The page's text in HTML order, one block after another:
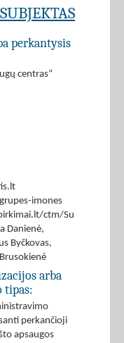
perkantysis
centras“
imones
ctm/Supplier/
Danienė,
Byčkovas,
arba
tipas:
perkančioji
apsaugos